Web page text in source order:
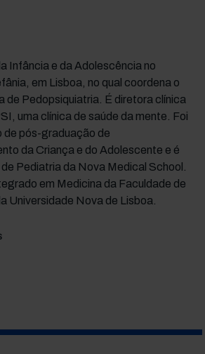
Infância e da Adolescência no
em Lisboa, no qual coordena o
de Pedopsiquiatria. É diretora clínica
uma clínica de saúde da mente. Foi
de pós-graduação de
da Criança e do Adolescente e é
Pediatria da Nova Medical School.
em Medicina da Faculdade de
Universidade Nova de Lisboa.